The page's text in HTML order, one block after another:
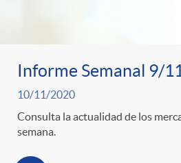
Informe Semanal 9/
10/11/2020
Consulta la actualidad de los
semana.